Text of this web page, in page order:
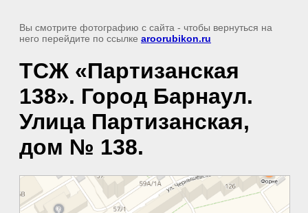
Вы смотрите фотографию с сайта - чтобы вернуться на
него перейдите по ссылке aroorubikon.ru
ТСЖ «Партизанская
138». Город Барнаул.
Улица Партизанская,
дом № 138.